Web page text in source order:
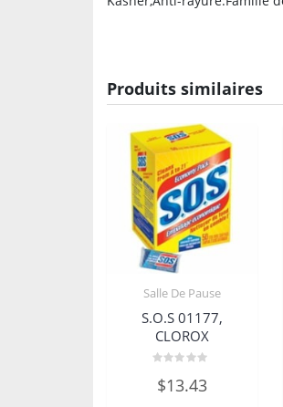
Produits similaires
Salle De Pause
S.O.S 01177,
CLOROX
0
sur
$13.43